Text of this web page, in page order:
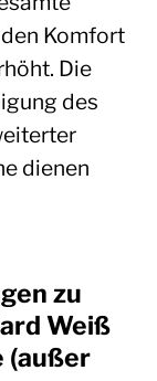
Komfort
Die
des
dienen
zu
Weiß
(außer